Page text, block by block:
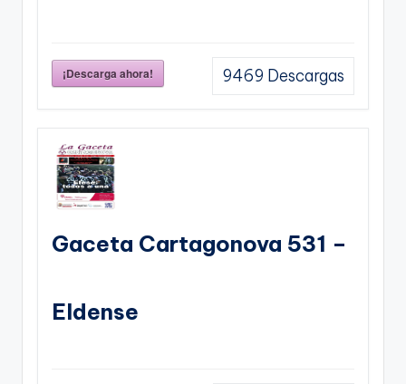
¡Descarga ahora! 9469 Descargas
Gaceta Cartagonova 531 –
Eldense